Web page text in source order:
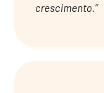
crescimento.”